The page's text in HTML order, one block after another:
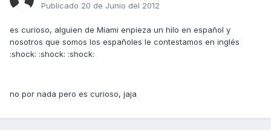
Publicado 20 de Junio del 2012
es curioso, alguien de Miami enpieza un hilo en español y
nosotros que somos los españoles le contestamos en inglés
:shock: :shock: :shock:
no por nada pero es curioso, jaja